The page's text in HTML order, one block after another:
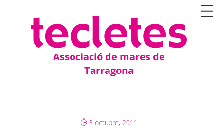
Associació de mares de
Tarragona
5 octubre, 2011